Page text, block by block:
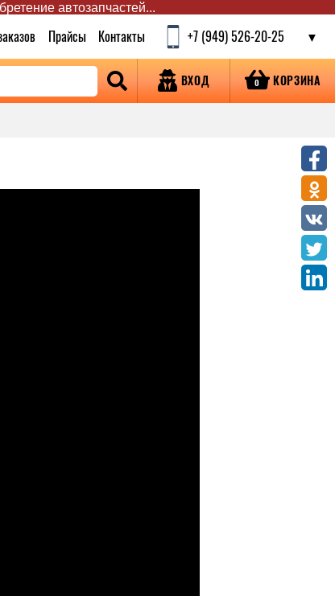
автозапчастей...
Прайсы Контакты +7 (949) 526-20-25
ВХОД 0 КОРЗИНА